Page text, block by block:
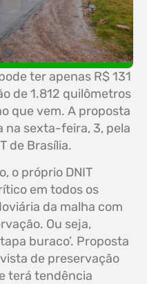
ter apenas R$ 131
de 1.812 quilômetros
que vem. A proposta
na sexta-feira, 3, pela
de Brasília.
o próprio DNIT
em todos os
da malha com
Ou seja,
buraco’. Proposta
de preservação
terá tendência